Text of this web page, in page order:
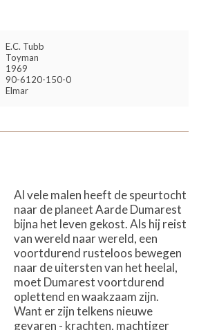
E.C. Tubb
Toyman
1969
90-6120-150-0
Elmar
Al vele malen heeft de speurtocht
naar de planeet Aarde Dumarest
bijna het leven gekost. Als hij reist
van wereld naar wereld, een
voortdurend rusteloos bewegen
naar de uitersten van het heelal,
moet Dumarest voortdurend
oplettend en waakzaam zijn.
Want er zijn telkens nieuwe
gevaren - krachten, machtiger